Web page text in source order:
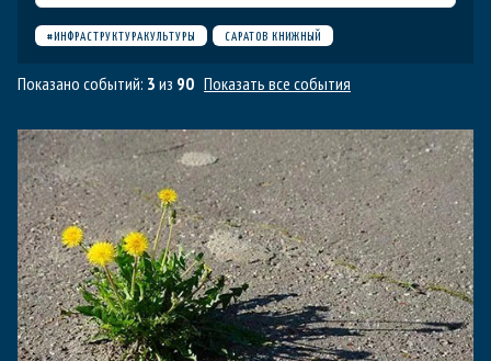
#ИНФРАСТРУКТУРАКУЛЬТУРЫ САРАТОВ КНИЖНЫЙ
Показано событий: 3 из 90 Показать все события